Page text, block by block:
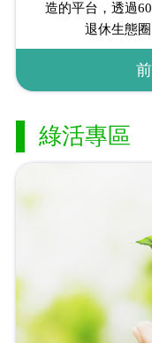
造的平台，透過
退休生態
綠活專區